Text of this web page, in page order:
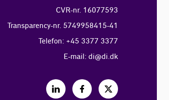
CVR-nr. 16077593
Transparency-nr. 5749958415-41
Telefon: +45 3377 3377
E-mail: di@di.dk